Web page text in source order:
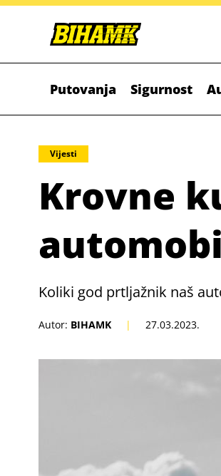
Putovanja Sigurnost
Vijesti
Krovne
Koliki god prtljažnik naš
Autor: BIHAMK | 27.03.2023.